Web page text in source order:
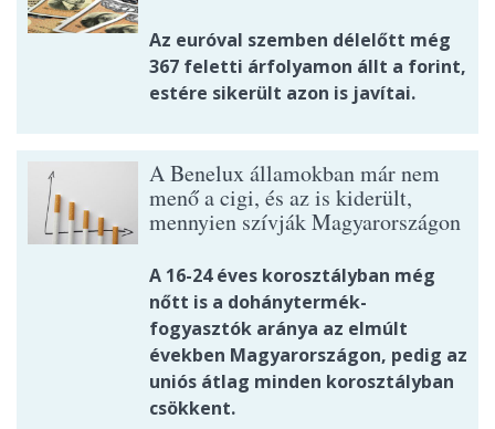
Az euróval szemben délelőtt még
367 feletti árfolyamon állt a forint,
estére sikerült azon is javítai.
A Benelux államokban már nem
menő a cigi, és az is kiderült,
mennyien szívják Magyarországon
A 16-24 éves korosztályban még
nőtt is a dohánytermék-
fogyasztók aránya az elmúlt
években Magyarországon, pedig az
uniós átlag minden korosztályban
csökkent.